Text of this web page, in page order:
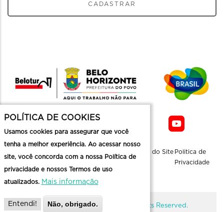
CADASTRAR
Mapa do Site Politica de
Privacidade
@ Copyright Belotur 2026. All Rights Reserved.
POLÍTICA DE COOKIES
Usamos cookies para assegurar que você
tenha a melhor experiência. Ao acessar nosso
site, você concorda com a nossa Política de
privacidade e nossos Termos de uso
atualizados. Mais informação
Entendi! Não, obrigado.